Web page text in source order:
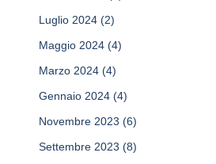
Luglio 2024 (2)
Maggio 2024 (4)
Marzo 2024 (4)
Gennaio 2024 (4)
Novembre 2023 (6)
Settembre 2023 (8)